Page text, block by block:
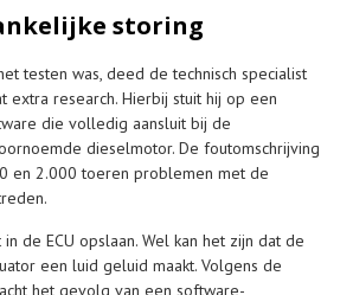
storing
testen was, deed de technisch specialist
extra research. Hierbij stuit hij op een
die volledig aansluit bij de
dieselmotor. De foutomschrijving
en 2.000 toeren problemen met de
de ECU opslaan. Wel kan het zijn dat de
een luid geluid maakt. Volgens de
het gevolg van een software-